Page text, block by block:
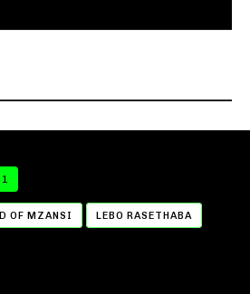
OF MZANSI LEBO RASETHABA